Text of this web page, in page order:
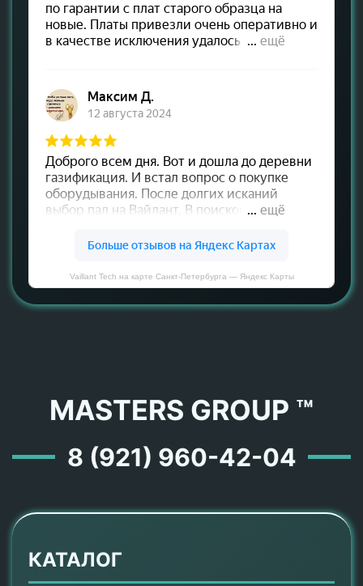
Vaillant Tech на карте Санкт‑Петербурга — Яндекс Карты
MASTERS GROUP ™
8 (921) 960-42-04
КАТАЛОГ